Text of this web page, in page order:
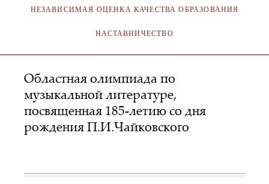
НЕЗАВИСИМАЯ ОЦЕНКА КАЧЕСТВА ОБРАЗОВАНИЯ
НАСТАВНИЧЕСТВО
Областная олимпиада по
музыкальной литературе,
посвященная 185-летию со дня
рождения П.И.Чайковского